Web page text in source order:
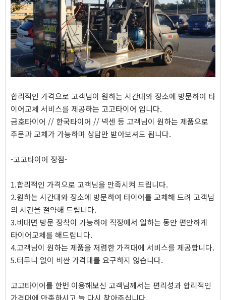
합리적인 가격으로 고객님이 원하는 시간대와 장소에 방문하여 타
이어교체 서비스를 제공하는 고고타이어 입니다.
금호타이어 // 한국타이어 // 넥센 등 고객님이 원하는 제품으로
주문과 교체가 가능하며 상담만 받아보셔도 됩니다.
-고고타이어 장점-
1.합리적인 가격으로 고객님을 만족시켜 드립니다.
2.원하는 시간대와 장소에 방문하여 타이어를 교체해 드려 고객님
의 시간을 절약해 드립니다.
3.비대면 방문 장착이 가능하여 직장에서 일하는 동안 편안하게
타이어교체를 해드립니다.
4.고객님이 원하는 제품을 저렴한 가격대에 서비스를 제공합니다.
5.터무니 없이 비싼 가격대를 요구하지 않습니다.
고고타이어를 한번 이용해보신 고객님께서는 편리성과 합리적인
가격대에 만족하시고 늘 다시 찾아주십니다.